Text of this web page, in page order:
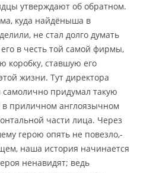
утверждают об обратном.
куда найдёныша в
не стал долго думать
в честь той самой фирмы,
коробку, ставшую его
жизни. Тут директора
придумал такую
приличном англоязычном
части лица. Через
герою опять не повезло,-
наша история начинается
ненавидят; ведь